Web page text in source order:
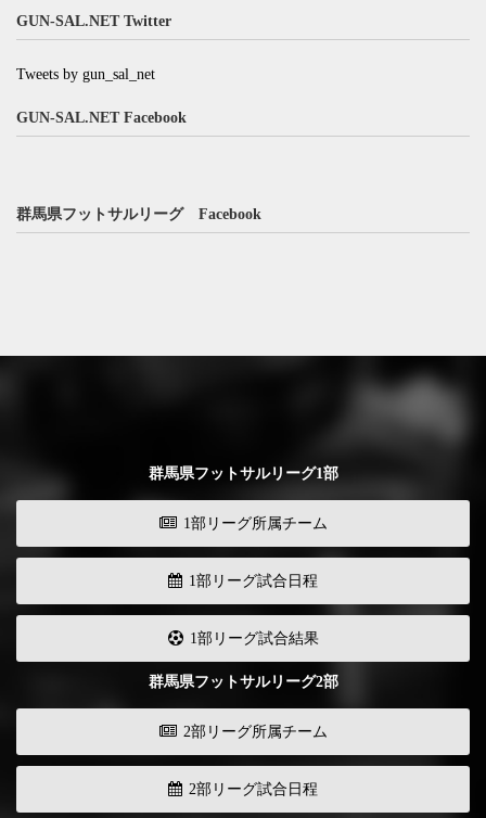
GUN-SAL.NET Twitter
Tweets by gun_sal_net
GUN-SAL.NET Facebook
群馬県フットサルリーグ Facebook
群馬県フットサルリーグ1部
1部リーグ所属チーム
1部リーグ試合日程
1部リーグ試合結果
群馬県フットサルリーグ2部
2部リーグ所属チーム
2部リーグ試合日程